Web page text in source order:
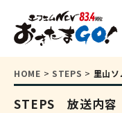
HOME > STEPS > 里山
STEPS 放送内容